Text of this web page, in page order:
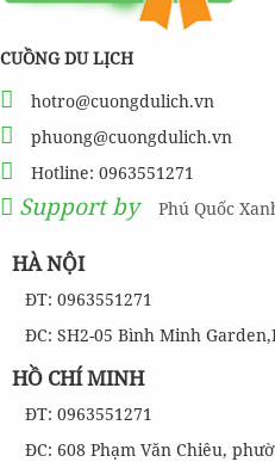
CUỒNG DU LỊCH
hotro@cuongdulich.vn
phuong@cuongdulich.vn
Hotline: 0963551271
Support by Phú Quốc
HÀ NỘI
ĐT: 0963551271
ĐC: SH2-05 Bình Minh
HỒ CHÍ MINH
ĐT: 0963551271
ĐC: 608 Phạm Văn Chiêu,